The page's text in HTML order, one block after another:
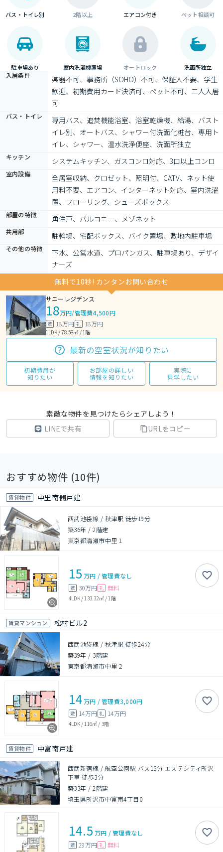
バス・トイレ別 2階以上 エアコン付き ペット相談可
駐車場あり 室内洗濯機置場 オートロック 洗面所独立
入居条件
楽器不可、事務所（SOHO）不可、保証人不要、学生
歓迎、初期費用カード決済可、ペット不可、二人入居
可
バス・トイレ
専用バス、追焚機能浴室、浴室乾燥機、給湯、バスト
イレ別、オートバス、シャワー付洗面化粧台、専用ト
イレ、シャワー、温水洗浄便座、洗面所独立
キッチン システムキッチン、ガスコンロ対応、3口以上コンロ
室内設備
全居室収納、クロゼット、照明付、CATV、ネット使
用料不要、エアコン、インターネット対応、室内洗濯
置、フローリング、シューズボックス
部屋の特徴 角住戸、バルコニー、メゾネット
共用部 駐輪場、宅配ボックス、バイク置場、敷地内駐車場
その他の特徴
下水、公営水道、プロパンガス、駐車場あり、デザイ
ナーズ
無料で10秒! カンタンお問い合わせ
サニーレジデンス
18万円/管理費4,500円
敷 18万円 礼 18万円
1LDK / 78.58㎡ / 1階
最新の空室状況が知りたい
初期費用が
知りたい
お部屋の詳しい
情報を知りたい
実際に
見学したい
素敵な物件を見つけたらシェアしよう！
LINEで共有
URLをコピー
おすすめ物件 (10件)
賃貸物件 中里南側戸建
西武池袋線 / 秋津駅 徒歩19分
築36年 /2階建
東京都清瀬市中里１
15 万円 /管理費なし
敷 30万円 礼 無料
4LDK/ 133.32㎡/ 1階
賃貸マンション 松村ビル2
西武池袋線 / 秋津駅 徒歩24分
築39年 / 3階建
東京都清瀬市中里２
14万円 /管理費3,000円
敷 14万円 礼 14万円
4LDK/ 116㎡ / 3階
賃貸物件 中富南戸建
西武新宿線 / 航空公園駅 バス15分 エステシティ所沢
下車 徒歩3分
築33年 /2階建
埼玉県所沢市中富南4丁目0
14.5 万円 /管理費なし
敷 29万円 礼 無料